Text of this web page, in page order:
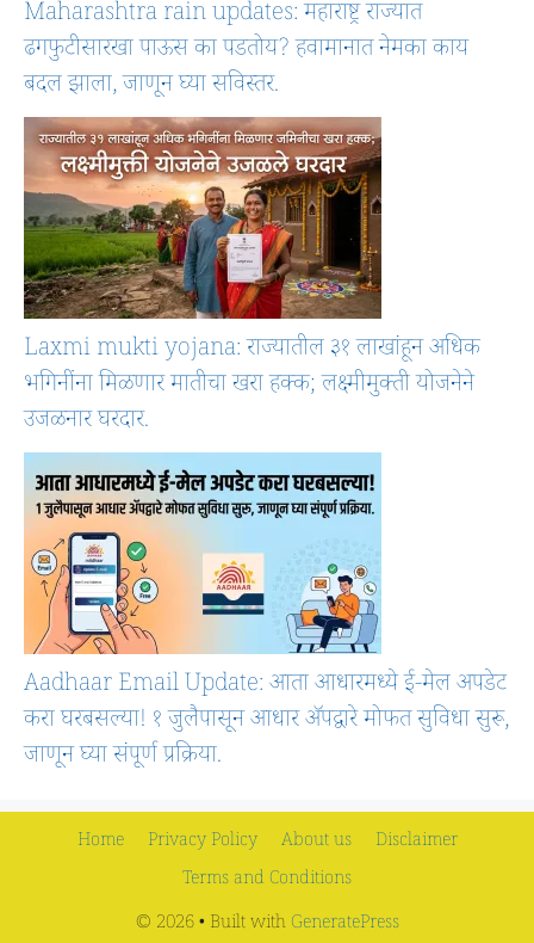
Maharashtra rain updates: महाराष्ट्र राज्यात
ढगफुटीसारखा पाऊस का पडतोय? हवामानात नेमका काय
बदल झाला, जाणून घ्या सविस्तर.
Laxmi mukti yojana: राज्यातील ३१ लाखांहून अधिक
भगिनींना मिळणार मातीचा खरा हक्क; लक्ष्मीमुक्ती योजनेने
उजळनार घरदार.
Aadhaar Email Update: आता आधारमध्ये ई-मेल अपडेट
करा घरबसल्या! १ जुलैपासून आधार ॲपद्वारे मोफत सुविधा सुरू,
जाणून घ्या संपूर्ण प्रक्रिया.
Home Privacy Policy About us
Disclaimer
Terms and Conditions
© 2026• Built with GeneratePress